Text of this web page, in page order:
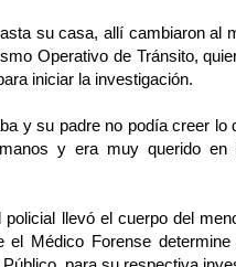
su casa, allí cambiaron al
Operativo de Tránsito,
iniciar la investigación.
y su padre no podía creer lo
y era muy querido en
llevó el cuerpo del
el Médico Forense